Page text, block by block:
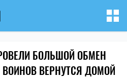
БОЛЬШОЙ ОБМЕН
ВЕРНУТСЯ ДОМОЙ